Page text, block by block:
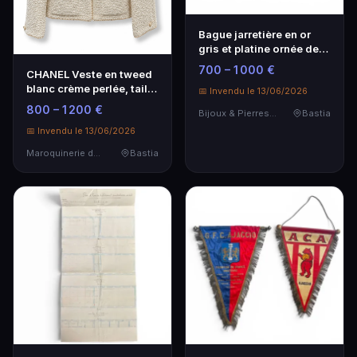
CHANEL Veste en tweed
blanc crème perlée, taille
34
800 – 1 200 €
📅 Invendu le 13/06/2026
Bastia
Bague jarretière en or
gris et platine ornée de
diamants
700 – 1 000 €
📅 Invendu le 13/06/2026
Bijoux & Pierres Précieuses
Bastia